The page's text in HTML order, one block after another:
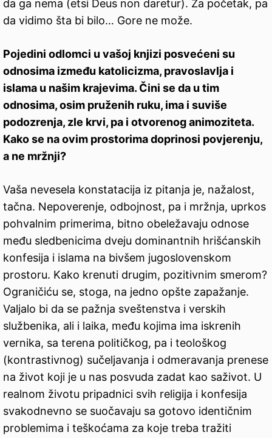
da ga nema (etsi Deus non daretur). Za početak, pa
da vidimo šta bi bilo… Gore ne može.
Pojedini odlomci u vašoj knjizi posvećeni su
odnosima između katolicizma, pravoslavlja i
islama u našim krajevima. Čini se da u tim
odnosima, osim pruženih ruku, ima i suviše
podozrenja, zle krvi, pa i otvorenog animoziteta.
Kako se na ovim prostorima doprinosi povjerenju,
a ne mržnji?
Vaša nevesela konstatacija iz pitanja je, nažalost,
tačna. Nepoverenje, odbojnost, pa i mržnja, uprkos
pohvalnim primerima, bitno obeležavaju odnose
među sledbenicima dveju dominantnih hrišćanskih
konfesija i islama na bivšem jugoslovenskom
prostoru. Kako krenuti drugim, pozitivnim smerom?
Ograničiću se, stoga, na jedno opšte zapažanje.
Valjalo bi da se pažnja sveštenstva i verskih
službenika, ali i laika, među kojima ima iskrenih
vernika, sa terena političkog, pa i teološkog
(kontrastivnog) sučeljavanja i odmeravanja prenese
na život koji je u nas posvuda zadat kao saživot. U
realnom životu pripadnici svih religija i konfesija
svakodnevno se suočavaju sa gotovo identičnim
problemima i teškoćama za koje treba tražiti